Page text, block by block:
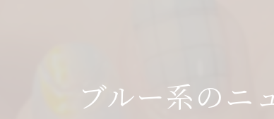
ブルー系のニ